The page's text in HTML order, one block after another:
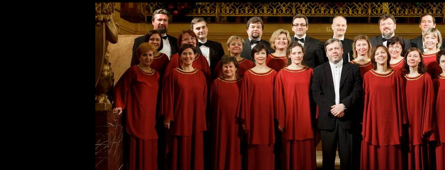
Перейти к
основному
содержанию